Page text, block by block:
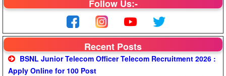
Follow Us:-
Recent Posts
BSNL Junior Telecom Officer Telecom Recruitment 2026 :
Apply Online for 100 Post